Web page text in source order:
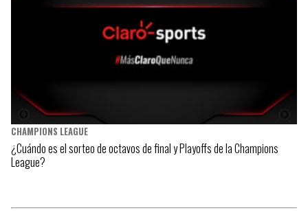
CHAMPIONS LEAGUE
¿Cuándo es el sorteo de octavos de final y Playoffs de la Champions
League?